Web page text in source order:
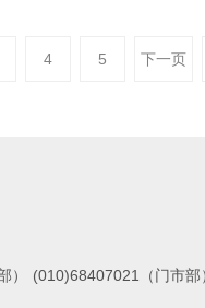
4 5 下一页
） (010)68407021（门市部